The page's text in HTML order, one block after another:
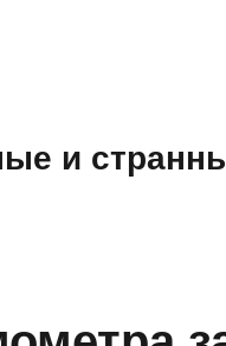
и